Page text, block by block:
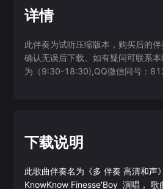
详情
此伴奏为试听压缩版本，购买后的
确认无误后下载。如有疑问可联系
为（9:30-18:30),QQ微信同号：
下载说明
此歌曲伴奏名为《多 伴奏 高清和声
KnowKnow Finesse'Boy 演唱， 歌